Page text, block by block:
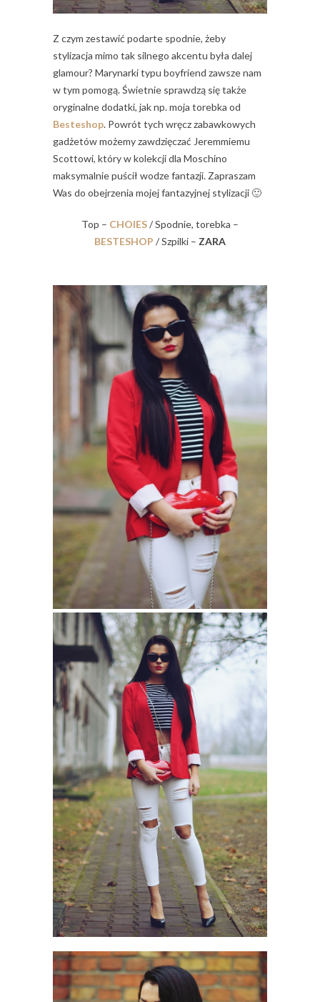
Z czym zestawić podarte spodnie, żeby
stylizacja mimo tak silnego akcentu była dalej
glamour? Marynarki typu boyfriend zawsze nam
w tym pomogą. Świetnie sprawdzą się także
oryginalne dodatki, jak np. moja torebka od
Besteshop. Powrót tych wręcz zabawkowych
gadżetów możemy zawdzięczać Jeremmiemu
Scottowi, który w kolekcji dla Moschino
maksymalnie puścił wodze fantazji. Zapraszam
Was do obejrzenia mojej fantazyjnej stylizacji 🙂
Top – CHOIES/ Spodnie, torebka –
BESTESHOP / Szpilki – ZARA